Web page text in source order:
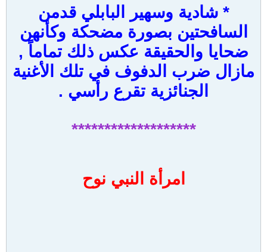
* شادية وسهير البابلي قدمن
السافحتين بصورة مضحكة وكأنهن
ضحايا والحقيقة عكس ذلك تماماً ,
مازال ضرب الدفوف في تلك الأغنية
الجنائزية تقرع رأسي .
*******************
امرأة النبي نوح